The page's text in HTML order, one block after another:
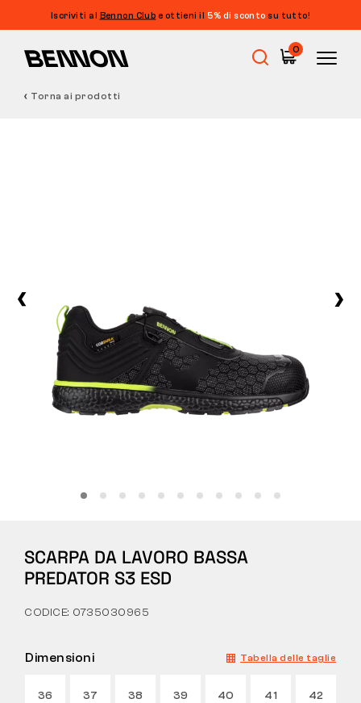
Iscriviti al Bennon Club e ottieni il 5% di sconto su tutto!
0
Calzature casual
Tattiche
CHI SIAMO
Torna ai prodotti
SCARPA DA LAVORO BASSA
PREDATOR S3 ESD
CODICE: 0735030965
Dimensioni Tabella delle taglie
36 37 38 39 40 41 42